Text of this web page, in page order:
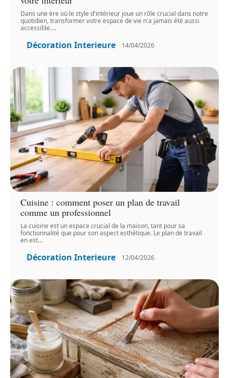
Dans une ère où le style d'intérieur joue un rôle crucial dans notre
quotidien, transformer votre espace de vie n'a jamais été aussi
accessible.…
Décoration Interieure 14/04/2026
Cuisine : comment poser un plan de travail
comme un professionnel
La cuisine est un espace crucial de la maison, tant pour sa
fonctionnalité que pour son aspect esthétique. Le plan de travail
en est…
Décoration Interieure 12/04/2026